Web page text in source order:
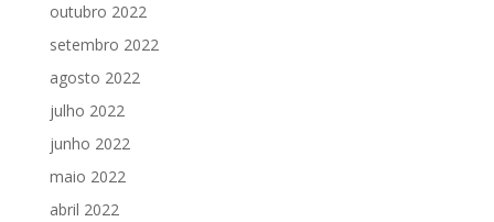
outubro 2022
setembro 2022
agosto 2022
julho 2022
junho 2022
maio 2022
abril 2022